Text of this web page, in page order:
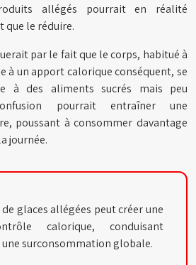
allégés pourrait en réalité
le réduire.
par le fait que le corps, habitué à
à un apport calorique conséquent, se
à des aliments sucrés mais peu
pourrait entraîner une
poussant à consommer davantage
journée.
glaces allégées peut créer une
calorique, conduisant
surconsommation globale.